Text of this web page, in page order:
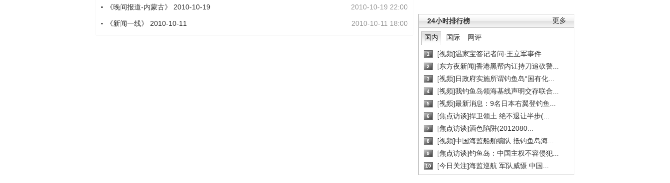
更多
24小时排行榜
国内 国际 网评
1 [视频]温家宝答记者问·王立军事件
2 [东方夜新闻]香港黑帮内讧持刀追砍警...
3 [视频]日政府实施所谓钓鱼岛“国有化...
4 [视频]我钓鱼岛领海基线声明交存联合...
5 [视频]最新消息：9名日本右翼登钓鱼...
6 [焦点访谈]捍卫领土 绝不退让半步(...
7 [焦点访谈]酒色陷阱(2012080...
8 [视频]中国海监船舶编队 抵钓鱼岛海...
9 [焦点访谈]钓鱼岛：中国主权不容侵犯...
10 [今日关注]海监巡航 军队威慑 中国...
2010-10-19 22:00
《晚间报道-内蒙古》 2010-10-19
2010-10-11 18:00
《新闻一线》 2010-10-11